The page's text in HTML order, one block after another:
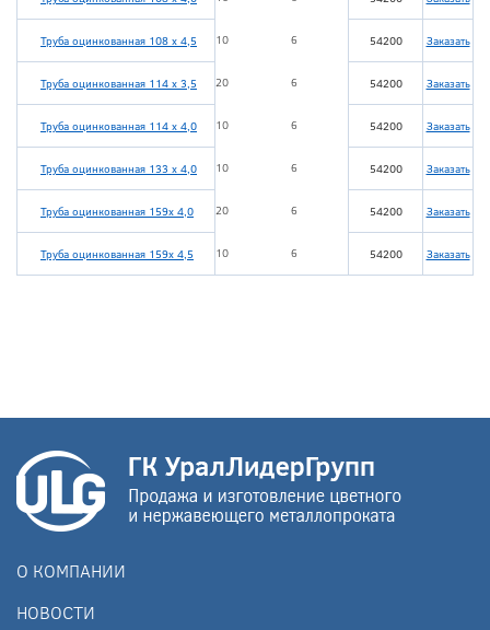
Труба оцинкованная 108 х 4,5 10 6 54200 Заказать
Труба оцинкованная 114 х 3,5 20 6 54200 Заказать
Труба оцинкованная 114 х 4,0 10 6 54200 Заказать
Труба оцинкованная 133 х 4,0 10 6 54200 Заказать
Труба оцинкованная 159х 4,0 20 6 54200 Заказать
Труба оцинкованная 159х 4,5 10 6 54200 Заказать
О КОМПАНИИ
НОВОСТИ